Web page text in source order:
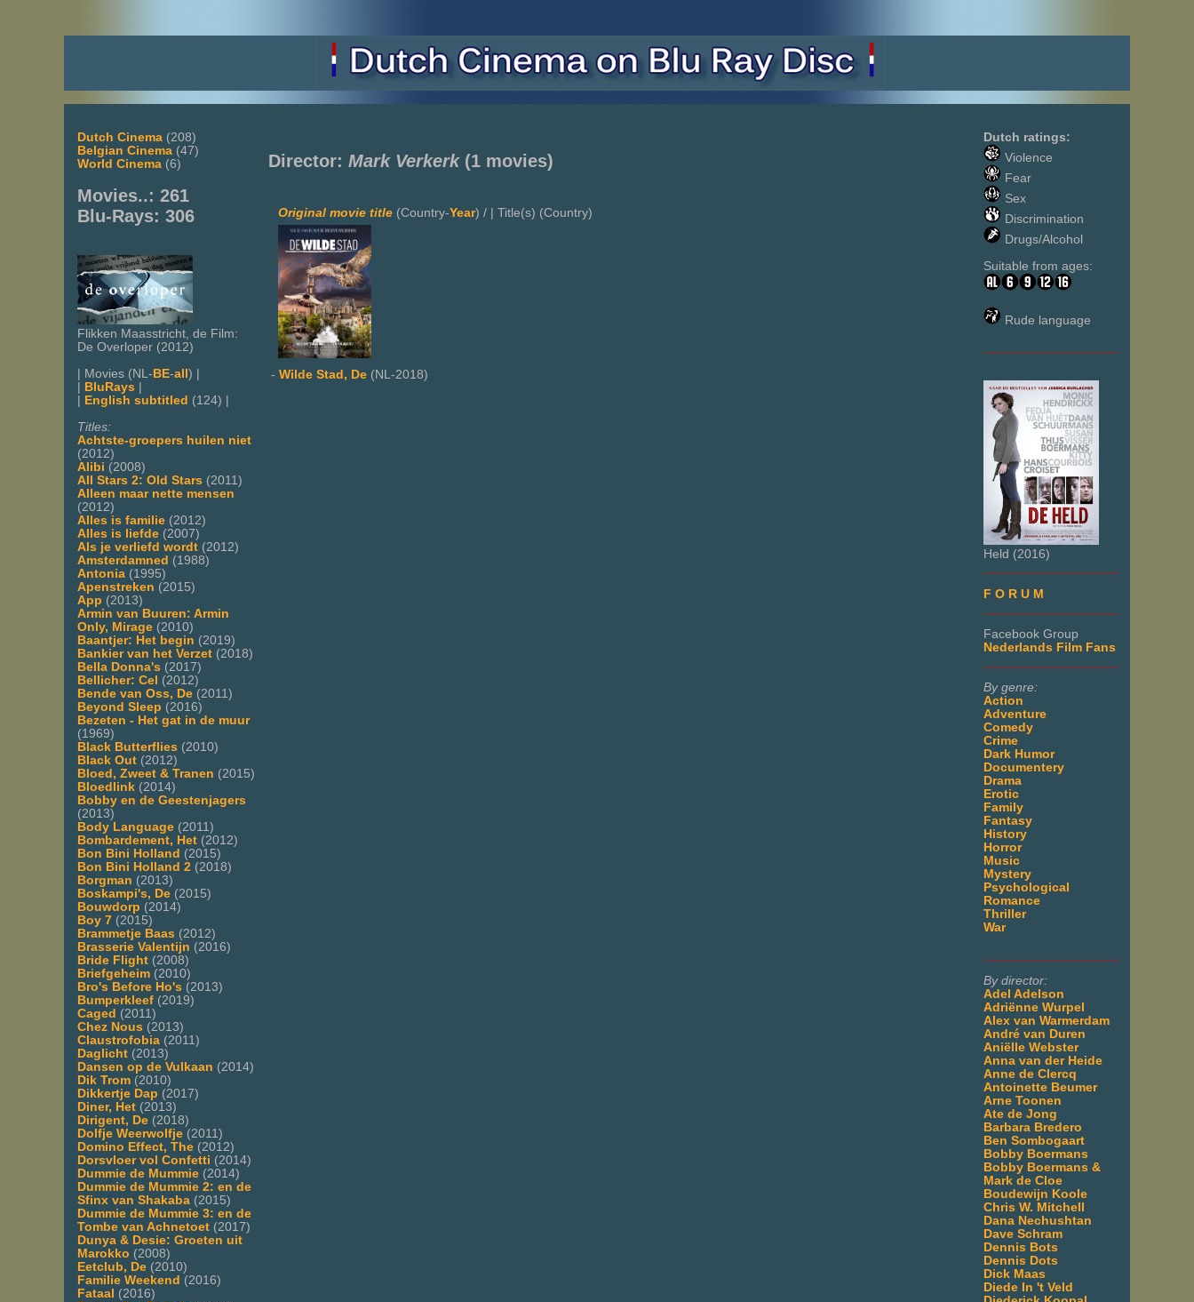
Dutch Cinema (208)
Belgian Cinema (47)
World Cinema (6)
Movies..: 261
Blu-Rays: 306
Flikken Maasstricht, de Film:
De Overloper (2012)
| Movies (NL- BE-all ) |
BluRays
English subtitled (124) |
Titles:
Achtste-groepers huilen niet
(2012)
Alibi (2008)
All Stars 2: Old Stars (2011)
Alleen maar nette mensen
(2012)
Alles is familie (2012)
Alles is liefde (2007)
Als je verliefd wordt (2012)
Amsterdamned (1988)
Antonia (1995)
Apenstreken (2015)
App (2013)
Armin van Buuren: Armin
Only, Mirage (2010)
Baantjer: Het begin (2019)
Bankier van het Verzet (2018)
Bella Donna's (2017)
Bellicher: Cel (2012)
Bende van Oss, De (2011)
Beyond Sleep (2016)
Bezeten - Het gat in de muur
(1969)
Black Butterflies (2010)
Black Out (2012)
Bloed, Zweet & Tranen (2015)
Bloedlink (2014)
Bobby en de Geestenjagers
(2013)
Body Language (2011)
Bombardement, Het (2012)
Bon Bini Holland (2015)
Bon Bini Holland 2 (2018)
Borgman (2013)
Boskampi's, De (2015)
Bouwdorp (2014)
Boy 7 (2015)
Brammetje Baas (2012)
Brasserie Valentijn (2016)
Bride Flight (2008)
Briefgeheim (2010)
Bro's Before Ho's (2013)
Bumperkleef (2019)
Caged (2011)
Chez Nous (2013)
Claustrofobia (2011)
Daglicht (2013)
Dansen op de Vulkaan (2014)
Dik Trom (2010)
Dikkertje Dap (2017)
Diner, Het (2013)
Dirigent, De (2018)
Dolfje Weerwolfje (2011)
Domino Effect, The (2012)
Dorsvloer vol Confetti (2014)
Dummie de Mummie (2014)
Dummie de Mummie 2: en de
Sfinx van Shakaba (2015)
Dummie de Mummie 3: en de
Tombe van Achnetoet (2017)
Dunya & Desie: Groeten uit
Marokko (2008)
Eetclub, De (2010)
Familie Weekend (2016)
Fataal (2016)
Dutch ratings:
Violence
Fear
Sex
Discrimination
Drugs/Alcohol
Suitable from ages:
Rude language
Held (2016)
F O R U M
Facebook Group
Nederlands Film Fans
By genre:
Action
Adventure
Comedy
Crime
Dark Humor
Documentery
Drama
Erotic
Family
Fantasy
History
Horror
Music
Mystery
Psychological
Romance
Thriller
War
By director:
Adel Adelson
Adriënne Wurpel
Alex van Warmerdam
André van Duren
Aniëlle Webster
Anna van der Heide
Anne de Clercq
Antoinette Beumer
Arne Toonen
Ate de Jong
Barbara Bredero
Ben Sombogaart
Bobby Boermans
Bobby Boermans &
Mark de Cloe
Boudewijn Koole
Chris W. Mitchell
Dana Nechushtan
Dave Schram
Dennis Bots
Dennis Dots
Dick Maas
Diede In 't Veld
Director: Mark Verkerk(1 movies)
Original movie title (Country-Year) / | Title(s) (Country)
- Wilde Stad, De (NL-2018)